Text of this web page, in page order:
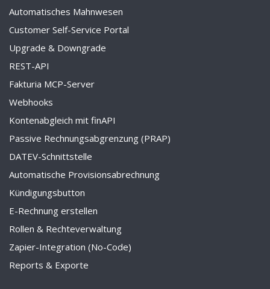
Automatisches Mahnwesen
Customer Self-Service Portal
Upgrade & Downgrade
REST-API
Fakturia MCP-Server
Webhooks
Kontenabgleich mit finAPI
Passive Rechnungsabgrenzung (PRAP)
DATEV-Schnittstelle
Automatische Provisionsabrechnung
Kündigungsbutton
E-Rechnung erstellen
Rollen & Rechteverwaltung
Zapier-Integration (No-Code)
Reports & Exporte